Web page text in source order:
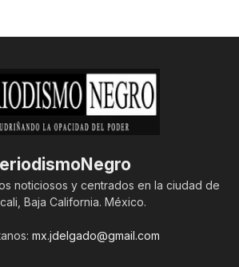
noticiosos y centrados en la ciudad de
Baja California. México.
mx.jdelgado@gmail.com